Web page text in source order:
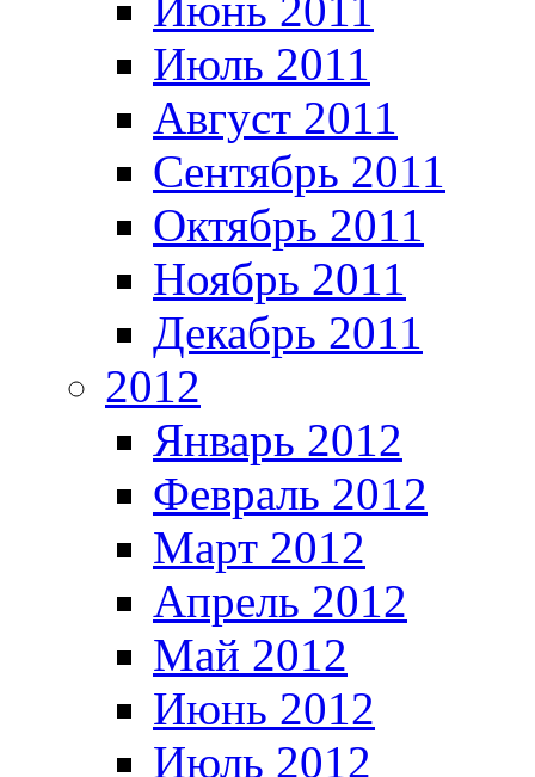
Июль 2011
Август 2011
Сентябрь 2011
Октябрь 2011
Ноябрь 2011
Декабрь 2011
2012
Январь 2012
Февраль 2012
Март 2012
Апрель 2012
Май 2012
Июнь 2012
Июль 2012